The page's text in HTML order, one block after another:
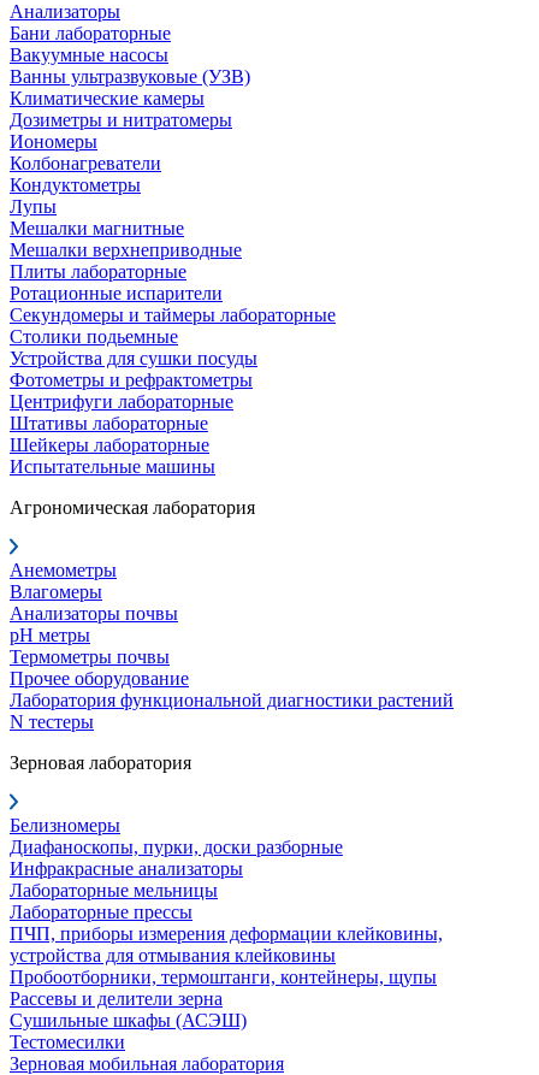
Анализаторы
Бани лабораторные
Вакуумные насосы
Ванны ультразвуковые (УЗВ)
Климатические камеры
Дозиметры и нитратомеры
Иономеры
Колбонагреватели
Кондуктометры
Лупы
Мешалки магнитные
Мешалки верхнеприводные
Плиты лабораторные
Ротационные испарители
Секундомеры и таймеры лабораторные
Столики подьемные
Устройства для сушки посуды
Фотометры и рефрактометры
Центрифуги лабораторные
Штативы лабораторные
Шейкеры лабораторные
Испытательные машины
Агрономическая лаборатория
Анемометры
Влагомеры
Анализаторы почвы
pH метры
Термометры почвы
Прочее оборудование
Лаборатория функциональной диагностики растений
N тестеры
Зерновая лаборатория
Белизномеры
Диафаноскопы, пурки, доски разборные
Инфракрасные анализаторы
Лабораторные мельницы
Лабораторные прессы
ПЧП, приборы измерения деформации клейковины,
устройства для отмывания клейковины
Пробоотборники, термоштанги, контейнеры, щупы
Рассевы и делители зерна
Сушильные шкафы (АСЭШ)
Тестомесилки
Зерновая мобильная лаборатория